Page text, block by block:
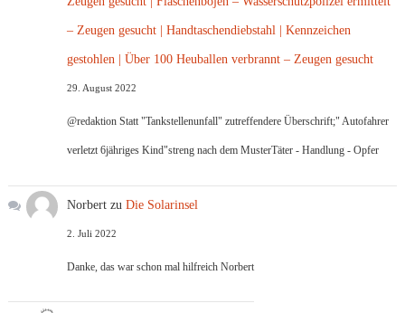
– Zeugen gesucht | Handtaschendiebstahl | Kennzeichen
gestohlen | Über 100 Heuballen verbrannt – Zeugen gesucht
29. August 2022
@redaktion Statt "Tankstellenunfall" zutreffendere Überschrift;" Autofahrer
verletzt 6jähriges Kind"streng nach dem MusterTäter - Handlung - Opfer
Norbert zuDie Solarinsel
2. Juli 2022
Danke, das war schon mal hilfreich Norbert